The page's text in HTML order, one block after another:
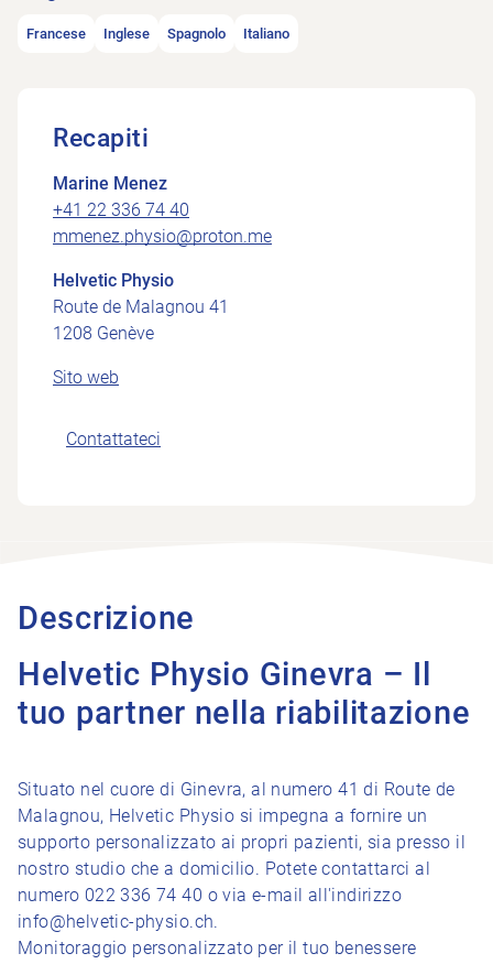
Francese Inglese Spagnolo Italiano
Recapiti
Marine Menez
+41 22 336 74 40
mmenez.physio@proton.me
Helvetic Physio
Route de Malagnou 41
1208 Genève
Sito web
Contattateci
Descrizione
Helvetic Physio Ginevra – Il
tuo partner nella riabilitazione
Situato nel cuore di Ginevra, al numero 41 di Route de
Malagnou, Helvetic Physio si impegna a fornire un
supporto personalizzato ai propri pazienti, sia presso il
nostro studio che a domicilio. Potete contattarci al
numero 022 336 74 40 o via e-mail all'indirizzo
info@helvetic-physio.ch.
Monitoraggio personalizzato per il tuo benessere